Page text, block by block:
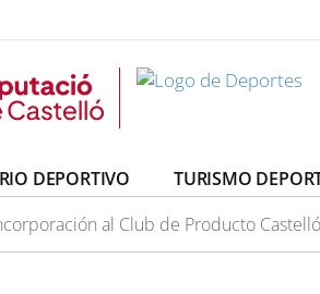
DEPORTIVO TURISMO
al Club de Producto